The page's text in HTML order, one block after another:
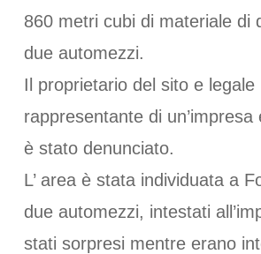
860 metri cubi di materiale di
due automezzi.
Il proprietario del sito e legale
rappresentante di un’impresa
è stato denunciato.
L’ area è stata individuata a
due automezzi, intestati
stati sorpresi mentre erano